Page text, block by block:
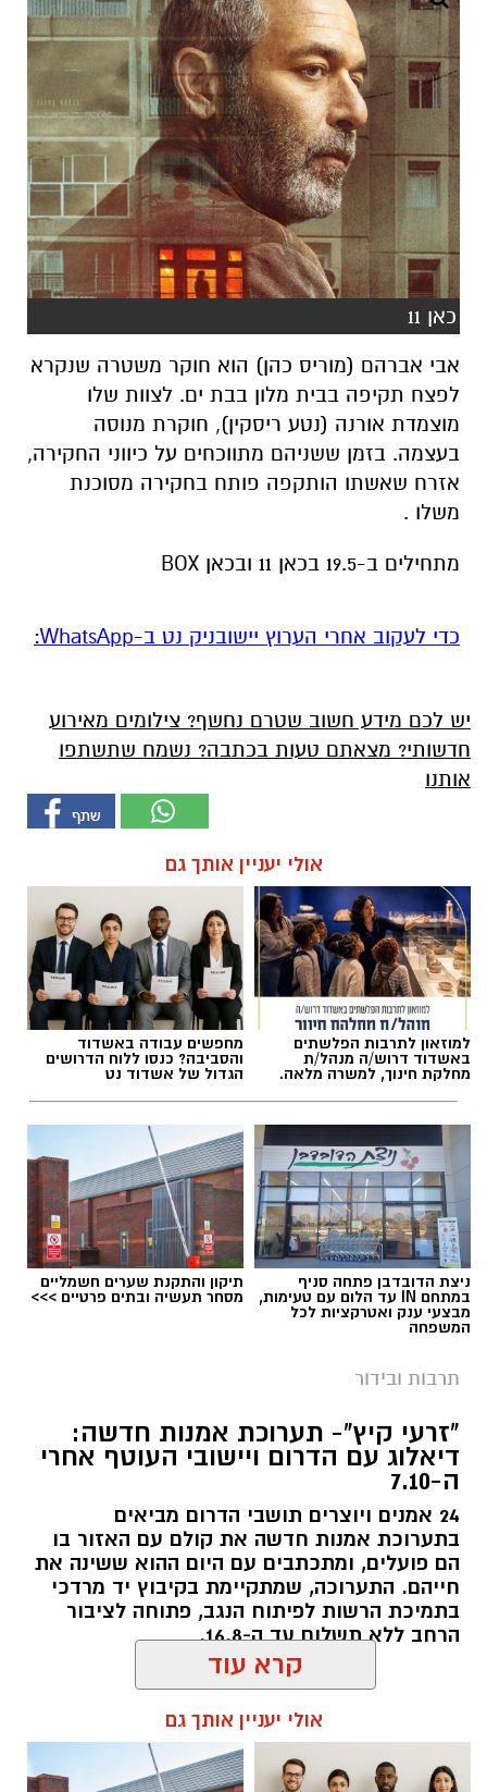
כאן 11
אבי אברהם (מוריס כהן) הוא חוקר משטרה שנקרא
לפצח תקיפה בבית מלון בבת ים. לצוות שלו
מוצמדת אורנה (נטע ריסקין), חוקרת מנוסה
בעצמה. בזמן ששניהם מתווכחים על כיווני החקירה,
אזרח שאשתו הותקפה פותח בחקירה מסוכנת
משלו .
מתחילים ב-19.5 בכאן 11 ובכאן BOX
‏כדי לעקוב אחרי הערוץ יישובניק נט ב-WhatsApp:‏‏‏
יש לכם מידע חשוב שטרם נחשף? צילומים מאירוע
חדשותי? מצאתם טעות בכתבה? נשמח שתשתפו
אותנו
אולי יעניין אותך גם
למוזאון לתרבות הפלשתים
באשדוד דרוש/ה מנהל/ת
מחלקת חינוך, למשרה מלאה.
מחפשים עבודה באשדוד
והסביבה? כנסו ללוח הדרושים
הגדול של אשדוד נט
ניצת הדובדבן פתחה סניף
במתחם IN עד הלום עם טעימות,
מבצעי ענק ואטרקציות לכל
המשפחה
תיקון והתקנת שערים חשמליים
מסחר תעשיה ובתים פרטיים >>>
תרבות ובידור
"זרעי קיץ"- תערוכת אמנות חדשה:
דיאלוג עם הדרום ויישובי העוטף אחרי
ה-7.10
24 אמנים ויוצרים תושבי הדרום מביאים
בתערוכת אמנות חדשה את קולם עם האזור בו
הם פועלים, ומתכתבים עם היום ההוא ששינה את
חייהם. התערוכה, שמתקיימת בקיבוץ יד מרדכי
בתמיכת הרשות לפיתוח הנגב, פתוחה לציבור
הרחב ללא תשלום עד ה-16.8.
קרא עוד
אולי יעניין אותך גם